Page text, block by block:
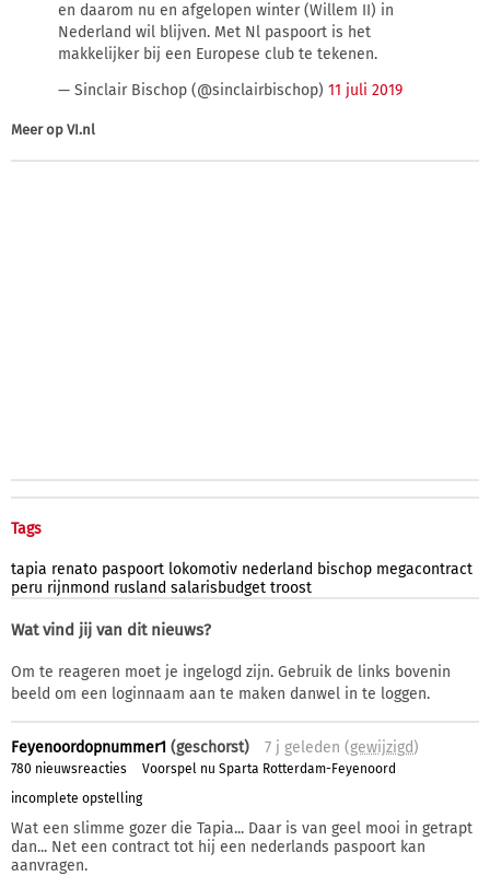
en daarom nu en afgelopen winter (Willem II) in
Nederland wil blijven. Met Nl paspoort is het
makkelijker bij een Europese club te tekenen.
— Sinclair Bischop (@sinclairbischop) 11 juli 2019
Meer op VI.nl
Tags
tapia renato paspoort lokomotiv nederland bischop megacontract
peru rijnmond rusland salarisbudget troost
Wat vind jij van dit nieuws?
Om te reageren moet je ingelogd zijn. Gebruik de links bovenin
beeld om een loginnaam aan te maken danwel in te loggen.
Feyenoordopnummer1 (geschorst) 7 j geleden (gewijzigd)
780 nieuwsreacties
Voorspel nu Sparta Rotterdam-Feyenoord
incomplete opstelling
Wat een slimme gozer die Tapia... Daar is van geel mooi in getrapt
dan... Net een contract tot hij een nederlands paspoort kan
aanvragen.